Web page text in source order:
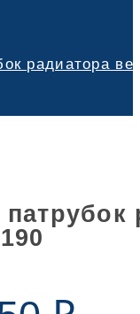
радиатора